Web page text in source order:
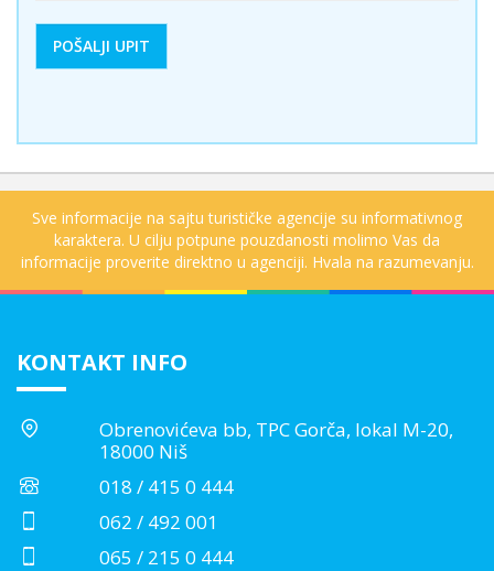
Sve informacije na sajtu turističke agencije su informativnog
karaktera. U cilju potpune pouzdanosti molimo Vas da
informacije proverite direktno u agenciji. Hvala na razumevanju.
KONTAKT INFO
Obrenovićeva bb, TPC Gorča, lokal M-20,
18000 Niš
018 / 415 0 444
062 / 492 001
065 / 215 0 444